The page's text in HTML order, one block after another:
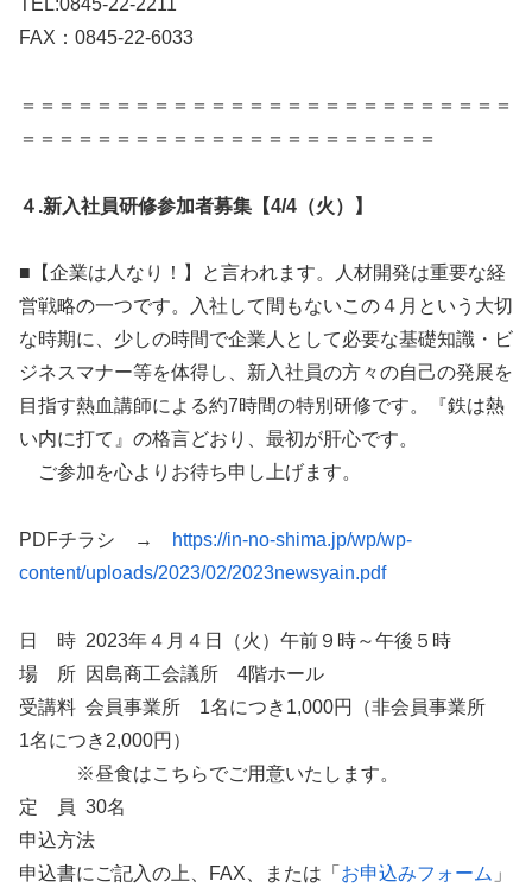
TEL:0845-22-2211
FAX：0845-22-6033
＝＝＝＝＝＝＝＝＝＝＝＝＝＝＝＝＝＝＝＝＝＝＝＝＝＝
＝＝＝＝＝＝＝＝＝＝＝＝＝＝＝＝＝＝＝＝＝＝
４.新入社員研修参加者募集【4/4（火）】
■【企業は人なり！】と言われます。人材開発は重要な経
営戦略の一つです。入社して間もないこの４月という大切
な時期に、少しの時間で企業人として必要な基礎知識・ビ
ジネスマナー等を体得し、新入社員の方々の自己の発展を
目指す熱血講師による約7時間の特別研修です。『鉄は熱
い内に打て』の格言どおり、最初が肝心です。
ご参加を心よりお待ち申し上げます。
PDFチラシ →
https://in-no-shima.jp/wp/wp-
content/uploads/2023/02/2023newsyain.pdf
日 時 2023年４月４日（火）午前９時～午後５時
場 所 因島商工会議所 4階ホール
受講料 会員事業所 1名につき1,000円（非会員事業所
1名につき2,000円）
※昼食はこちらでご用意いたします。
定 員 30名
申込方法
申込書にご記入の上、FAX、または「 お申込みフォーム 」